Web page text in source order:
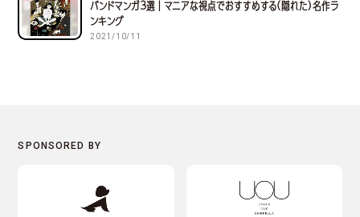
バンドマンガ３選｜マニアな視点でおすすめする(隠れた)名作ラ
ンキング
2021/10/11